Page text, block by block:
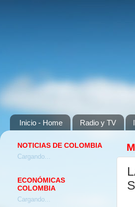
Inicio - Home Radio y TV
NOTICIAS DE COLOMBIA
Cargando...
ECONÓMICAS
COLOMBIA
Cargando...